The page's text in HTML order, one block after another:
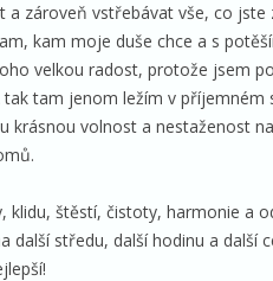
a zároveň vstřebávat vše, co
kam moje duše chce a s
velkou radost, protože jsem
tak tam jenom ležím v příjemném
krásnou volnost a nestaženost
klidu, štěstí, čistoty, harmonie a
další středu, další hodinu a další